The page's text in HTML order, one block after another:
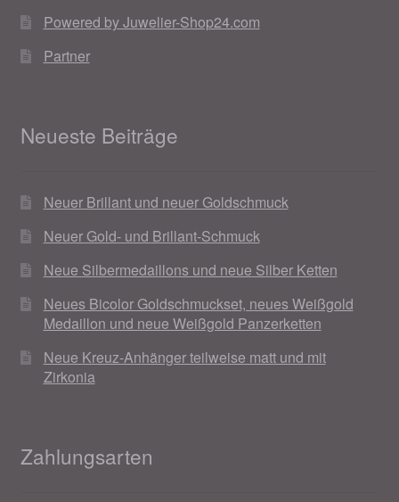
Powered by Juwelier-Shop24.com
Partner
Neueste Beiträge
Neuer Brillant und neuer Goldschmuck
Neuer Gold- und Brillant-Schmuck
Neue Silbermedaillons und neue Silber Ketten
Neues Bicolor Goldschmuckset, neues Weißgold
Medaillon und neue Weißgold Panzerketten
Neue Kreuz-Anhänger teilweise matt und mit
Zirkonia
Zahlungsarten